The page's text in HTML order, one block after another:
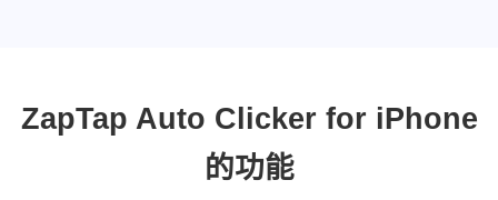
ZapTap Auto Clicker for iPhone
的功能